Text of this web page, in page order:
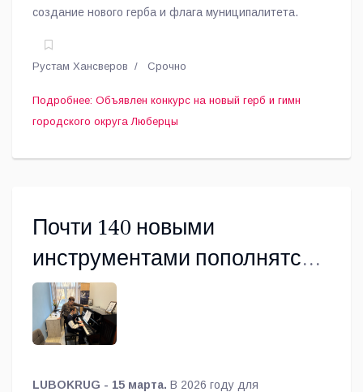
создание нового герба и флага муниципалитета.
Рустам Хансверов Срочно
Подробнее: Объявлен конкурс на новый герб и гимн
городского округа Люберцы
Почти 140 новыми
инструментами пополнятся
музыкальные школы
Люберец в 2026 году
LUBOKRUG - 15 марта. В 2026 году для